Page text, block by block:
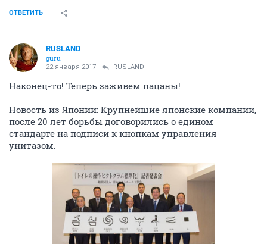
ОТВЕТИТЬ
RUSLAND
guru
22 января 2017 RUSLAND
Наконец-то! Теперь заживем пацаны!
Новость из Японии: Крупнейшие японские компании,
после 20 лет борьбы договорились о едином
стандарте на подписи к кнопкам управления
унитазом.